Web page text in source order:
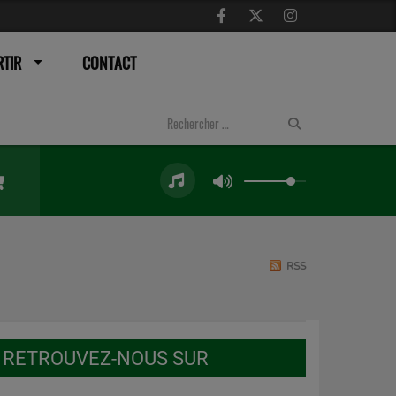
CONTACT
RSS
RETROUVEZ-NOUS SUR